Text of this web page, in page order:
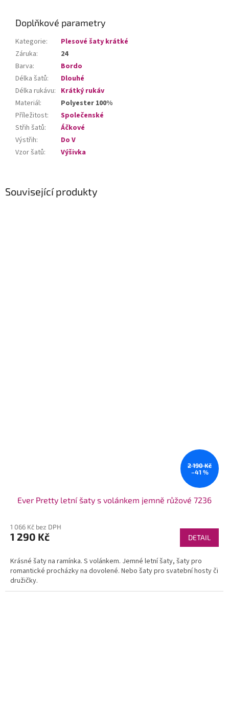
Související produkty
2 190 Kč
–41 %
Ever Pretty letní šaty s volánkem jemně růžové 7236
1 066 Kč bez DPH
1 290 Kč DETAIL
Krásné šaty na ramínka. S volánkem. Jemné letní šaty, šaty pro
romantické procházky na dovolené. Nebo šaty pro svatební hosty či
družičky.
Doplňkové parametry
Kategorie:
Plesové šaty krátké
Záruka:
24
Barva:
Bordo
Délka šatů:
Dlouhé
Délka rukávu: Krátký rukáv
Materiál:
Polyester 100%
Příležitost:
Společenské
Střih šatů:
Áčkové
Výstřih:
Do V
Vzor šatů: Výšivka